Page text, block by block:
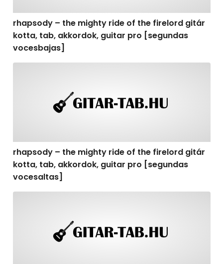
rhapsody – the mighty ride of the firelord gitár
kotta, tab, akkordok, guitar pro [segundas
vocesbajas]
rhapsody – the mighty ride of the firelord gitár
kotta, tab, akkordok, guitar pro [segundas
vocesaltas]